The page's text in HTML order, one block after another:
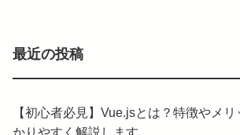
最近の投稿
【初心者必見】Vue.jsとは？特徴やメ
かりやすく解説します。